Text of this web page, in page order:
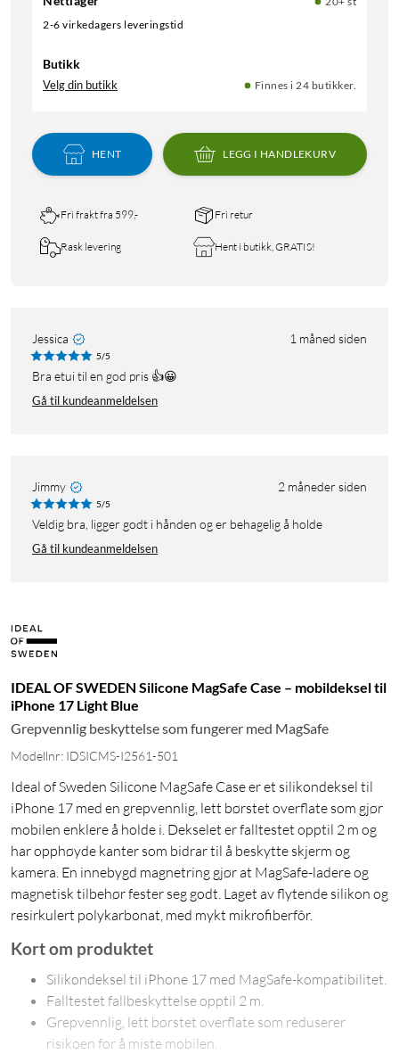
2-6 virkedagers leveringstid
Butikk
Velg din butikk Finnes i 24 butikker.
HENT LEGG I HANDLEKURV
Fri frakt fra 599,- Fri retur
Rask levering Hent i butikk, GRATIS!
Jessica 1 måned siden
5/5
Bra etui til en god pris 👍😀
Gå til kundeanmeldelsen
Jimmy 2 måneder siden
5/5
Veldig bra, ligger godt i hånden og er behagelig å holde
Gå til kundeanmeldelsen
IDEAL OF SWEDEN Silicone MagSafe Case – mobildeksel til
iPhone 17 Light Blue
Grepvennlig beskyttelse som fungerer med MagSafe
Modellnr: IDSICMS-I2561-501
Ideal of Sweden Silicone MagSafe Case er et silikondeksel til
iPhone 17 med en grepvennlig, lett børstet overflate som gjør
mobilen enklere å holde i. Dekselet er falltestet opptil 2 m og
har opphøyde kanter som bidrar til å beskytte skjerm og
kamera. En innebygd magnetring gjør at MagSafe-ladere og
magnetisk tilbehør fester seg godt. Laget av flytende silikon og
resirkulert polykarbonat, med mykt mikrofiberfôr.
Kort om produktet
Silikondeksel til iPhone 17 med MagSafe-kompatibilitet.
Falltestet fallbeskyttelse opptil 2 m.
Grepvennlig, lett børstet overflate som reduserer
risikoen for å miste mobilen.